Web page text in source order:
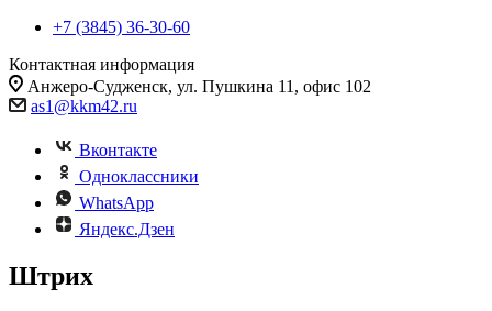
+7 (3845) 36-30-60
Контактная информация
Анжеро-Судженск, ул. Пушкина 11, офис 102
as1@kkm42.ru
Вконтакте
Одноклассники
WhatsApp
Яндекс.Дзен
Штрих